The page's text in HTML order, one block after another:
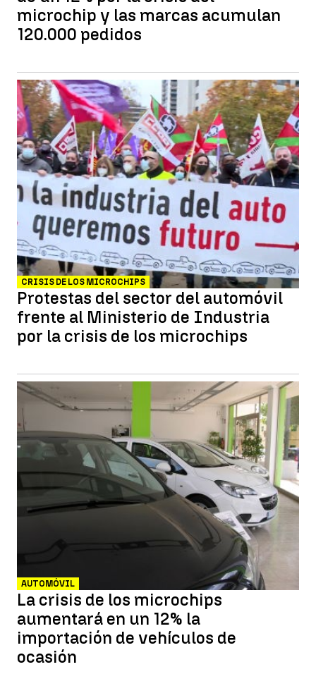
microchip y las marcas acumulan
120.000 pedidos
CRISIS DE LOS MICROCHIPS
Protestas del sector del automóvil
frente al Ministerio de Industria
por la crisis de los microchips
AUTOMÓVIL
La crisis de los microchips
aumentará en un 12% la
importación de vehículos de
ocasión